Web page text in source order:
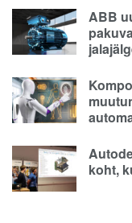
ABB
koht,